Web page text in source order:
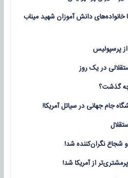
خانواده‌های دانش آموزان شهید میناب
پرسپولیس
چه گذشت؟
جام جهانی در سیاتل آمریکا!
شجاع نگران‌کننده شد!
از آمریکا شد!